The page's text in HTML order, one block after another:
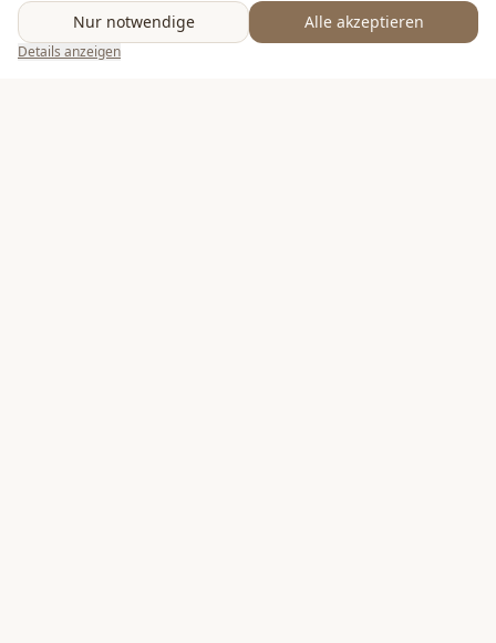
Details anzeigen
Nur notwendige Alle akzeptieren